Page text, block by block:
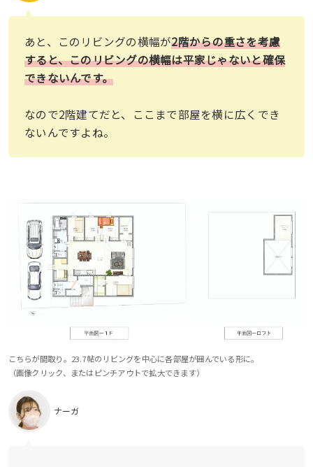
あと、このリビングの横幅が2階からの重さを考慮
すると、このリビングの横幅は平家じゃないと確保
できないんです。
なので2階建てだと、ここまで部屋を横に広くでき
ないんですよね。
こちらが間取り。23.7帖のリビングを中心に各部屋が囲んでいる形に。
（画像クリック、またはピンチアウトで拡大できます）
ナーガ